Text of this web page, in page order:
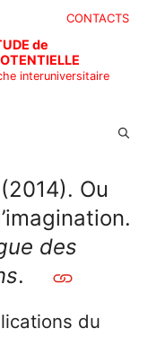
CONTACTS
de
interuniversitaire
Ou
des
.
du